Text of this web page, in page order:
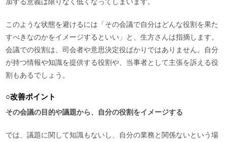
このような状態を避けるには「その会議で自分はどんな役割を果た
すべきなのかをイメージするといい」と、生方さんは指摘します。
会議での役割は、司会者や意思決定役ばかりではありません。自分
が持つ情報や知識を提供する役割や、当事者として主張を訴える役
割もあるでしょう。
○改善ポイント
その会議の目的や議題から、自分の役割をイメージする
では、議題に関して知識もないし、自分の業務と関係ないという場